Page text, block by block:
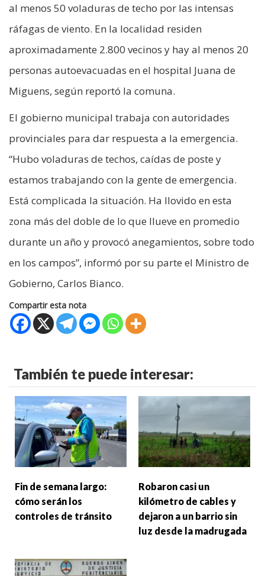
al menos 50 voladuras de techo por las intensas
ráfagas de viento. En la localidad residen
aproximadamente 2.800 vecinos y hay al menos 20
personas autoevacuadas en el hospital Juana de
Miguens, según reportó la comuna.
El gobierno municipal trabaja con autoridades
provinciales para dar respuesta a la emergencia.
“Hubo voladuras de techos, caídas de poste y
estamos trabajando con la gente de emergencia.
Está complicada la situación. Ha llovido en esta
zona más del doble de lo que llueve en promedio
durante un año y provocó anegamientos, sobre todo
en los campos”, informó por su parte el Ministro de
Gobierno, Carlos Bianco.
Compartir esta nota
También te puede interesar:
Fin de semana largo:
cómo serán los
controles de tránsito
Robaron casi un
kilómetro de cables y
dejaron a un barrio sin
luz desde la madrugada